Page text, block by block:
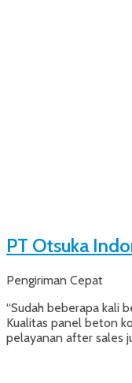
PT Otsuka
Pengiriman Cepat
“Sudah beberapa kali
Kualitas panel beton
pelayanan after sales